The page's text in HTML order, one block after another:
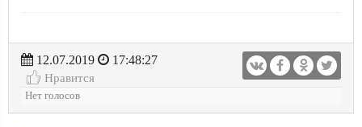
12.07.2019
17:48:27
Нравится
Нет голосов